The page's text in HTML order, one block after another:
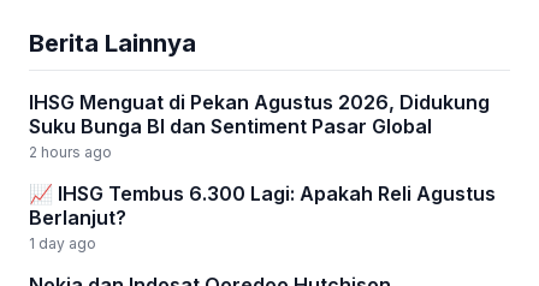
Berita Lainnya
IHSG Menguat di Pekan Agustus 2026, Didukung
Suku Bunga BI dan Sentiment Pasar Global
2 hours ago
📈 IHSG Tembus 6.300 Lagi: Apakah Reli Agustus
Berlanjut?
1 day ago